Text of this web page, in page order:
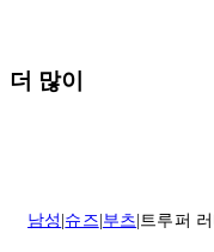
실 수 있습니다.
배송일로부터 영업일 기준
이 환불해 드리겠습니다.
더 많이
남성 슈즈 부츠 트루퍼